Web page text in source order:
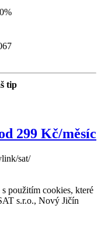
tip
299 Kč/měsíc
sat/
použitím cookies, které
s.r.o., Nový Jičín